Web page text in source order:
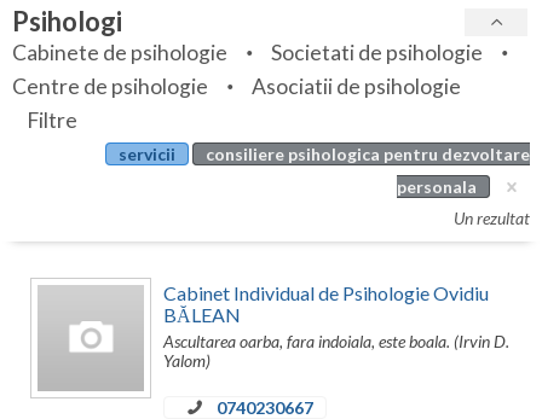
Bihor
Bistrita-Nasaud
Botosani
Bucuresti
Buzau
Specialitati
Servicii
Articole
Evenimente
Psihologi
Cabinete de psihologie
Societati de psihologie
Centre de psihologie
Asociatii de psihologie
Filtre
servicii
consiliere psihologica pentru dezvoltare
personala
Un rezultat
Cabinet Individual de Psihologie Ovidiu
BĂLEAN
Ascultarea oarba, fara indoiala, este boala. (Irvin D.
Yalom)
0740230667